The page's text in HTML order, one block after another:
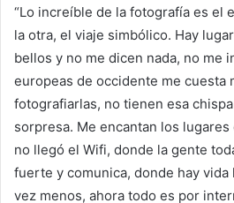
“Lo increíble de la fotografía es el
la otra, el viaje simbólico. Hay
bellos y no me dicen nada, no me
europeas de occidente me cuesta
fotografiarlas, no tienen esa
sorpresa. Me encantan los
no llegó el Wifi, donde la gente
fuerte y comunica, donde hay vida
vez menos, ahora todo es por